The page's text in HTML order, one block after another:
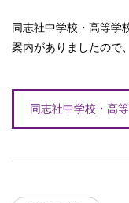
同志社中学校・高等学
案内がありましたので
同志社中学校・高